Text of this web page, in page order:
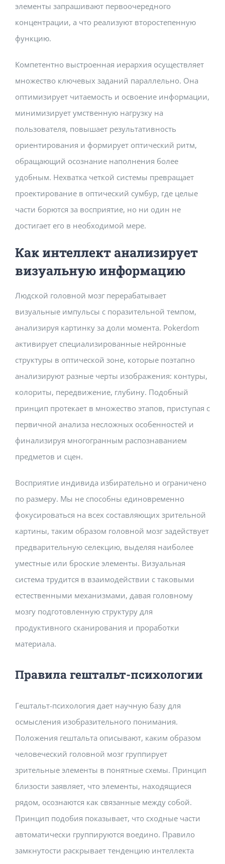
элементы запрашивают первоочередного
концентрации, а что реализуют второстепенную
функцию.
Компетентно выстроенная иерархия осуществляет
множество ключевых заданий параллельно. Она
оптимизирует читаемость и освоение информации,
минимизирует умственную нагрузку на
пользователя, повышает результативность
ориентирования и формирует оптический ритм,
обращающий осознание наполнения более
удобным. Нехватка четкой системы превращает
проектирование в оптический сумбур, где целые
части борются за восприятие, но ни один не
достигает его в необходимой мере.
Как интеллект анализирует
визуальную информацию
Людской головной мозг перерабатывает
визуальные импульсы с поразительной темпом,
анализируя картинку за доли момента. Pokerdom
активирует специализированные нейронные
структуры в оптической зоне, которые поэтапно
анализируют разные черты изображения: контуры,
колориты, передвижение, глубину. Подобный
принцип протекает в множество этапов, приступая с
первичной анализа несложных особенностей и
финализируя многогранным распознаванием
предметов и сцен.
Восприятие индивида избирательно и ограничено
по размеру. Мы не способны единовременно
фокусироваться на всех составляющих зрительной
картины, таким образом головной мозг задействует
предварительную селекцию, выделяя наиболее
уместные или броские элементы. Визуальная
система трудится в взаимодействии с таковыми
естественными механизмами, давая головному
мозгу подготовленную структуру для
продуктивного сканирования и проработки
материала.
Правила гештальт-психологии
Гештальт-психология дает научную базу для
осмысления изобразительного понимания.
Положения гештальта описывают, каким образом
человеческий головной мозг группирует
зрительные элементы в понятные схемы. Принцип
близости заявляет, что элементы, находящиеся
рядом, осознаются как связанные между собой.
Принцип подобия показывает, что сходные части
автоматически группируются воедино. Правило
замкнутости раскрывает тенденцию интеллекта